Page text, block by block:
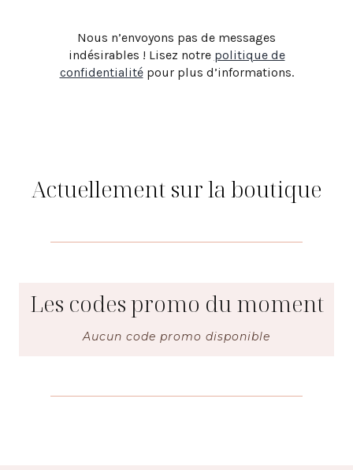
Nous n’envoyons pas de messages
indésirables ! Lisez notre politique de
confidentialitépour plus d’informations.
Actuellement sur la boutique
Les codes promo du moment
Aucun code promo disponible